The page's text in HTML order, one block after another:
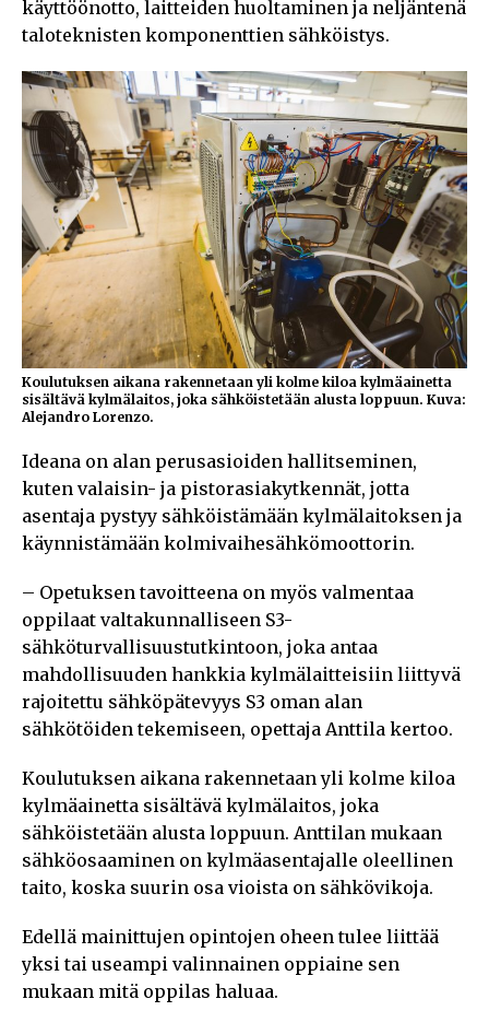
käyttöönotto, laitteiden huoltaminen ja neljäntenä
taloteknisten komponenttien sähköistys.
Koulutuksen aikana rakennetaan yli kolme kiloa kylmäainetta
sisältävä kylmälaitos, joka sähköistetään alusta loppuun. Kuva:
Alejandro Lorenzo.
Ideana on alan perusasioiden hallitseminen,
kuten valaisin- ja pistorasiakytkennät, jotta
asentaja pystyy sähköistämään kylmälaitoksen ja
käynnistämään kolmivaihesähkömoottorin.
– Opetuksen tavoitteena on myös valmentaa
oppilaat valtakunnalliseen S3-
sähköturvallisuustutkintoon, joka antaa
mahdollisuuden hankkia kylmälaitteisiin liittyvä
rajoitettu sähköpätevyys S3 oman alan
sähkötöiden tekemiseen, opettaja Anttila kertoo.
Koulutuksen aikana rakennetaan yli kolme kiloa
kylmäainetta sisältävä kylmälaitos, joka
sähköistetään alusta loppuun. Anttilan mukaan
sähköosaaminen on kylmäasentajalle oleellinen
taito, koska suurin osa vioista on sähkövikoja.
Edellä mainittujen opintojen oheen tulee liittää
yksi tai useampi valinnainen oppiaine sen
mukaan mitä oppilas haluaa.